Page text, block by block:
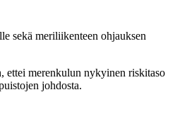
sekä meriliikenteen ohjauksen
ettei merenkulun nykyinen riskitaso
johdosta.